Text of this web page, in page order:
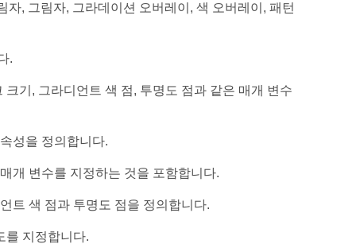
, 그림자, 그라데이션 오버레이, 색 오버레이, 패턴
.
기, 그라디언트 색 점, 투명도 점과 같은 매개 변수
성을 정의합니다.
개 변수를 지정하는 것을 포함합니다.
트 색 점과 투명도 점을 정의합니다.
를 지정합니다.